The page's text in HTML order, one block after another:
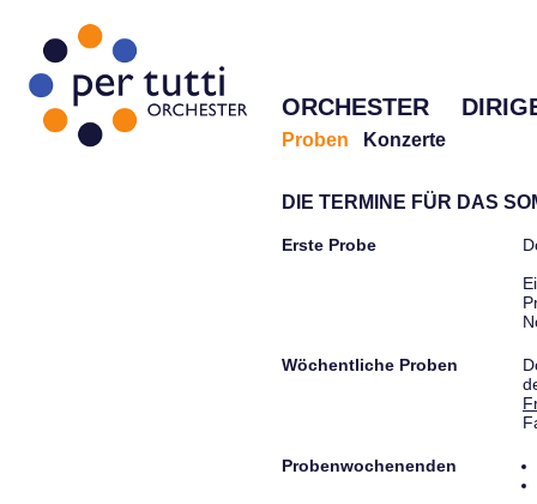
ORCHESTER
Proben Konzerte
DIE TERMINE FÜR DAS
Erste Probe
Wöchentliche Proben
Probenwochenenden